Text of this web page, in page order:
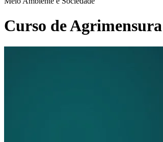
Curso de Agrimensura